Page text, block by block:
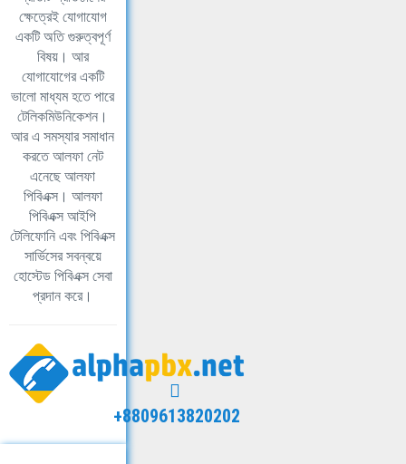
ক্ষেত্রেই যোগাযোগ
একটি অতি গুরুত্বপূর্ণ
বিষয়। আর
যোগাযোগের একটি
ভালো মাধ্যম হতে পারে
টেলিকমিউনিকেশন।
আর এ সমস্যার সমাধান
করতে আলফা নেট
এনেছে আলফা
পিবিএক্স। আলফা
পিবিএক্স আইপি
টেলিফোনি এবং পিবিএক্স
সার্ভিসের সবন্বয়ে
হোস্টেড পিবিএক্স সেবা
প্রদান করে।
+8809613820202